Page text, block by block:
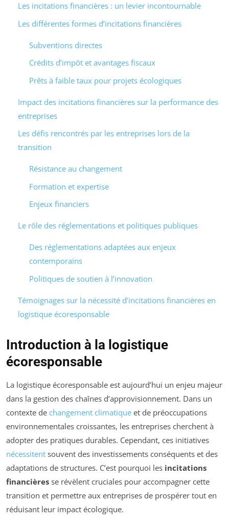
Les incitations financières : un levier incontournable
Les différentes formes d’incitations financières
Subventions directes
Crédits d’impôt et avantages fiscaux
Prêts à faible taux pour projets écologiques
Impact des incitations financières sur la performance des
entreprises
Les défis rencontrés par les entreprises lors de la
transition
Résistance au changement
Formation et expertise
Enjeux financiers
Le rôle des réglementations et politiques publiques
Des réglementations adaptées aux enjeux
contemporains
Politiques de soutien à l’innovation
Témoignages sur la nécessité d’incitations financières en
logistique écoresponsable
Introduction à la logistique
écoresponsable
La logistique écoresponsable est aujourd’hui un enjeu majeur
dans la gestion des chaînes d’approvisionnement. Dans un
contexte de changement climatique et de préoccupations
environnementales croissantes, les entreprises cherchent à
adopter des pratiques durables. Cependant, ces initiatives
nécessitent souvent des investissements conséquents et des
adaptations de structures. C’est pourquoi les incitations
financières se révèlent cruciales pour accompagner cette
transition et permettre aux entreprises de prospérer tout en
réduisant leur impact écologique.